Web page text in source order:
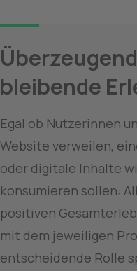
bleibende
Egal ob Nutzerinnen
Website verweilen,
oder digitale Inhalte
konsumieren sollen:
positiven
mit dem jeweiligen
entscheidende Rolle